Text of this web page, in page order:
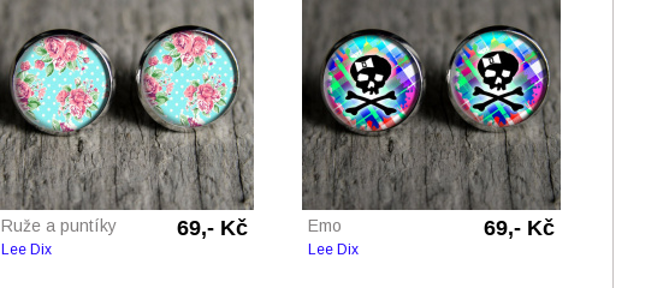
Ruže a puntíky 69,- Kč
Lee Dix
Emo 69,- Kč
Lee Dix